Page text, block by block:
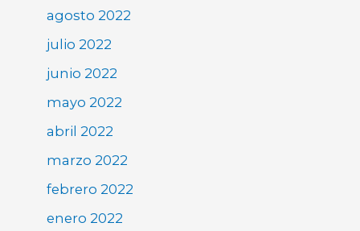
agosto 2022
julio 2022
junio 2022
mayo 2022
abril 2022
marzo 2022
febrero 2022
enero 2022